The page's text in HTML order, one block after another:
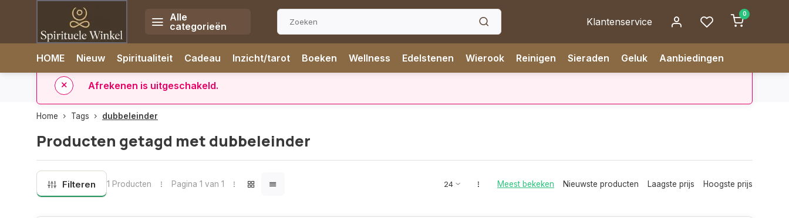
Alle
categorieën
Klantenservice
0
HOME Nieuw Spiritualiteit Cadeau Inzicht/tarot Boeken Wellness Edelstenen Wierook Reinigen Sieraden Geluk Aanbiedingen
✅ 14 dagen retourrecht ✅ Direct uit eigen voorraad leverbaar
Home Tags dubbeleinder
Producten getagd met dubbeleinder
Filteren 1 Producten Pagina 1 van 1 Meest bekeken Nieuwste producten Laagste prijs Hoogste prijs